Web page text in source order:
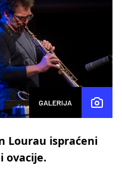
GALERIJA
Lourau ispraćeni
ovacije.